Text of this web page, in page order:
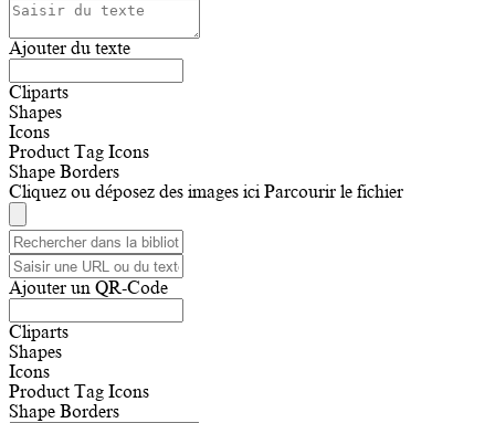
Ajouter du texte
Cliparts
Shapes
Icons
Product Tag Icons
Shape Borders
Cliquez ou déposez des images ici Parcourir le fichier
Ajouter un QR-Code
Cliparts
Shapes
Icons
Product Tag Icons
Shape Borders